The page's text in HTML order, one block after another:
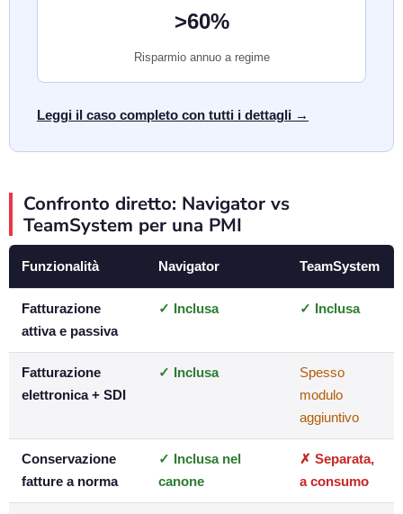
>60%
Risparmio annuo a regime
Leggi il caso completo con tutti i dettagli →
Confronto diretto: Navigator vs
TeamSystem per una PMI
Funzionalità Navigator TeamSystem
Fatturazione
attiva e passiva
✓ Inclusa ✓ Inclusa
Fatturazione
elettronica + SDI
✓ Inclusa
Spesso
modulo
aggiuntivo
Conservazione
fatture a norma
✓ Inclusa nel
canone
✗ Separata,
a consumo